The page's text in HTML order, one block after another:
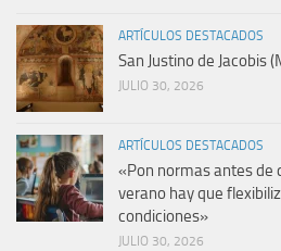
ARTÍCULOS DESTACADOS
San Justino de Jacobis
JULIO 30, 2026
ARTÍCULOS DESTACADOS
«Pon normas antes de
verano hay que
condiciones»
JULIO 30, 2026